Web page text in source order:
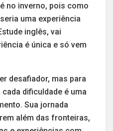
no inverno, pois como
uma experiência
inglês, vai
é única e só vem
desafiador, mas para
dificuldade é uma
Sua jornada
além das fronteiras,